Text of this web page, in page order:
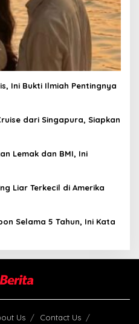
Ini Bukti Ilmiah Pentingnya
dari Singapura, Siapkan
Lemak dan BMI, Ini
Liar Terkecil di Amerika
Selama 5 Tahun, Ini Kata
Us
Contact Us